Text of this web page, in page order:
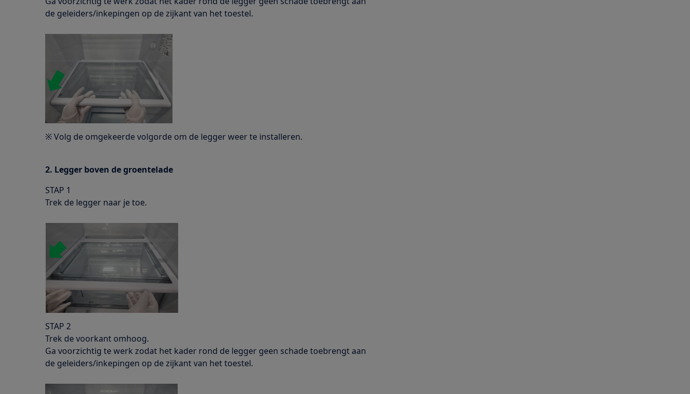
de geleiders/inkepingen op de zijkant van het toestel.
※ Volg de omgekeerde volgorde om de legger weer te installeren.
2. Legger boven de groentelade
STAP 1
Trek de legger naar je toe.
STAP 2
Trek de voorkant omhoog.
Ga voorzichtig te werk zodat het kader rond de legger geen schade toebrengt aan
de geleiders/inkepingen op de zijkant van het toestel.